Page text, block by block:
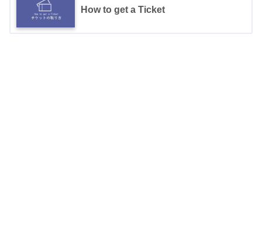
How to get a Ticket